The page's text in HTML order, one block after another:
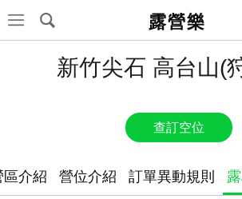
露營樂
新竹尖石 高台山(
查訂空位
區介紹 營位介紹 訂單異動規則